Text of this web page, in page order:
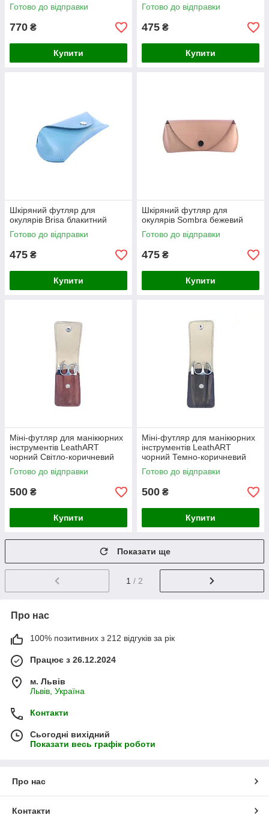
Готово до відправки
770 ₴
Купити
Готово до відправки
475 ₴
Купити
Шкіряний футляр для
окулярів Brisa блакитний
Готово до відправки
475 ₴
Купити
Шкіряний футляр для
окулярів Sombra бежевий
Готово до відправки
475 ₴
Купити
Міні-футляр для манікюрних
інструментів LeathART
чорний Світло-коричневий
Готово до відправки
500 ₴
Купити
Міні-футляр для манікюрних
інструментів LeathART
чорний Темно-коричневий
Готово до відправки
500 ₴
Купити
Показати ще
1 / 2
Про нас
100% позитивних з 212 відгуків за рік
Працює з 26.12.2024
м. Львів
Львів, Україна
Контакти
Сьогодні вихідний
Показати весь графік роботи
Про нас
Контакти